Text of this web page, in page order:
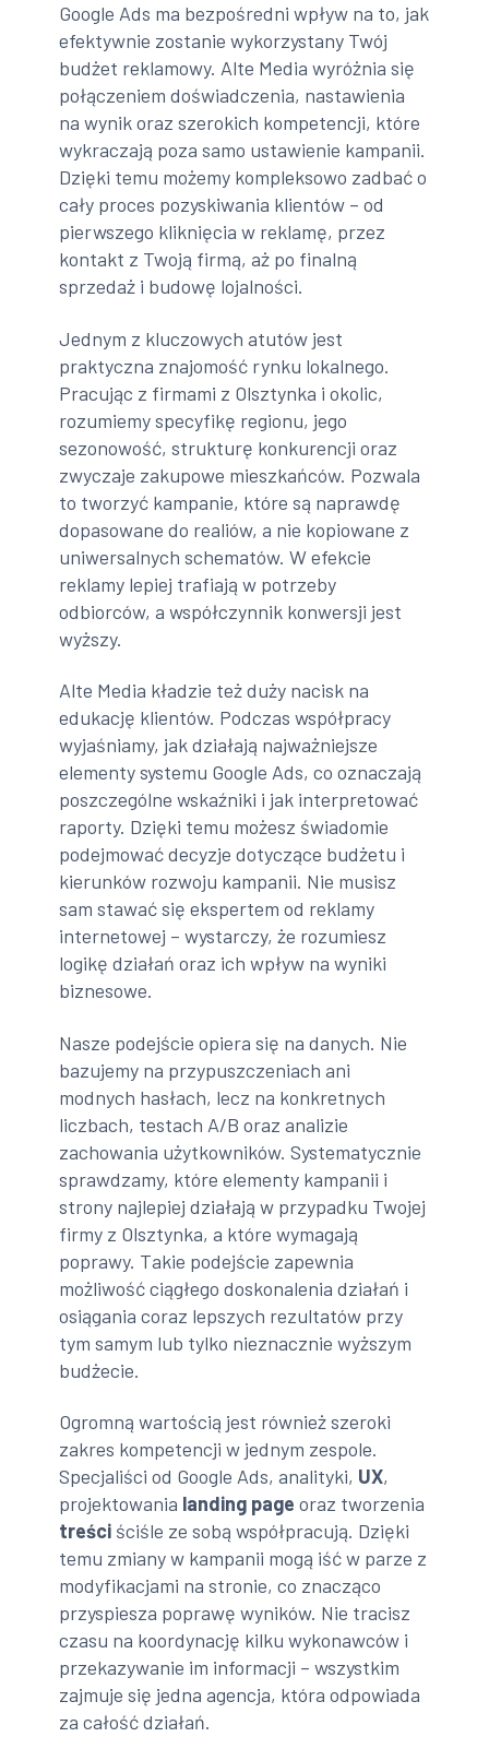
Google Ads ma bezpośredni wpływ na to, jak
efektywnie zostanie wykorzystany Twój
budżet reklamowy. Alte Media wyróżnia się
połączeniem doświadczenia, nastawienia
na wynik oraz szerokich kompetencji, które
wykraczają poza samo ustawienie kampanii.
Dzięki temu możemy kompleksowo zadbać o
cały proces pozyskiwania klientów – od
pierwszego kliknięcia w reklamę, przez
kontakt z Twoją firmą, aż po finalną
sprzedaż i budowę lojalności.
Jednym z kluczowych atutów jest
praktyczna znajomość rynku lokalnego.
Pracując z firmami z Olsztynka i okolic,
rozumiemy specyfikę regionu, jego
sezonowość, strukturę konkurencji oraz
zwyczaje zakupowe mieszkańców. Pozwala
to tworzyć kampanie, które są naprawdę
dopasowane do realiów, a nie kopiowane z
uniwersalnych schematów. W efekcie
reklamy lepiej trafiają w potrzeby
odbiorców, a współczynnik konwersji jest
wyższy.
Alte Media kładzie też duży nacisk na
edukację klientów. Podczas współpracy
wyjaśniamy, jak działają najważniejsze
elementy systemu Google Ads, co oznaczają
poszczególne wskaźniki i jak interpretować
raporty. Dzięki temu możesz świadomie
podejmować decyzje dotyczące budżetu i
kierunków rozwoju kampanii. Nie musisz
sam stawać się ekspertem od reklamy
internetowej – wystarczy, że rozumiesz
logikę działań oraz ich wpływ na wyniki
biznesowe.
Nasze podejście opiera się na danych. Nie
bazujemy na przypuszczeniach ani
modnych hasłach, lecz na konkretnych
liczbach, testach A/B oraz analizie
zachowania użytkowników. Systematycznie
sprawdzamy, które elementy kampanii i
strony najlepiej działają w przypadku Twojej
firmy z Olsztynka, a które wymagają
poprawy. Takie podejście zapewnia
możliwość ciągłego doskonalenia działań i
osiągania coraz lepszych rezultatów przy
tym samym lub tylko nieznacznie wyższym
budżecie.
Ogromną wartością jest również szeroki
zakres kompetencji w jednym zespole.
Specjaliści od Google Ads, analityki, UX,
projektowania landing page oraz tworzenia
treści ściśle ze sobą współpracują. Dzięki
temu zmiany w kampanii mogą iść w parze z
modyfikacjami na stronie, co znacząco
przyspiesza poprawę wyników. Nie tracisz
czasu na koordynację kilku wykonawców i
przekazywanie im informacji – wszystkim
zajmuje się jedna agencja, która odpowiada
za całość działań.